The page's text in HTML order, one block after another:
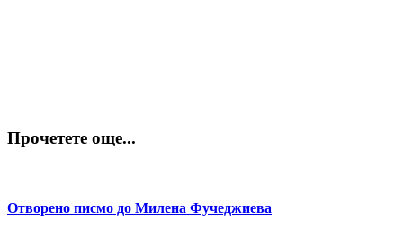
Прочетете още...
Отворено писмо до Милена Фучеджиева